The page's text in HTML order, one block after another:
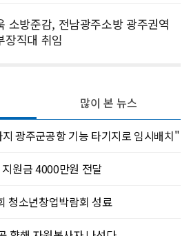
소방준감, 전남광주소방 광주권역
장직대 취임
광주군공항 기능 타기지로 임시배치"
원금 4000만원 전달
청소년창업박람회 성료
많이 본 뉴스